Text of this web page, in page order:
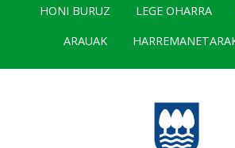
HONI BURUZ LEGE OHARRA
ARAUAK